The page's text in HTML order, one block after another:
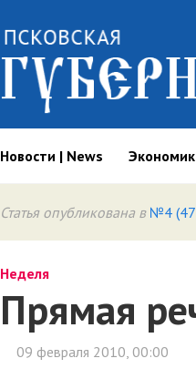
Новости | News
Статья опубликована в №4
Неделя
Прямая
09 февраля 2010, 00:00